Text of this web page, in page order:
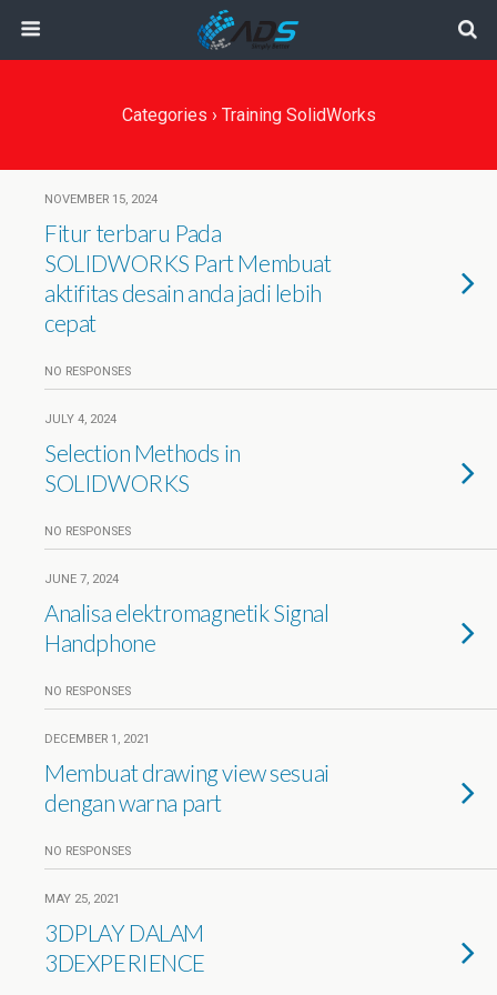
Categories › Training SolidWorks
NOVEMBER 15, 2024
Fitur terbaru Pada
SOLIDWORKS Part Membuat
aktifitas desain anda jadi lebih
cepat
NO RESPONSES
JULY 4, 2024
Selection Methods in
SOLIDWORKS
NO RESPONSES
JUNE 7, 2024
Analisa elektromagnetik Signal
Handphone
NO RESPONSES
DECEMBER 1, 2021
Membuat drawing view sesuai
dengan warna part
NO RESPONSES
MAY 25, 2021
3DPLAY DALAM
3DEXPERIENCE